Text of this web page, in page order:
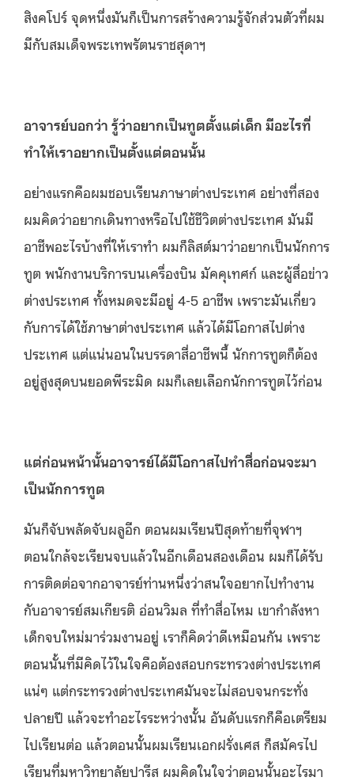
สิงคโปร์ จุดหนึ่งมันก็เป็นการสร้างความรู้จักส่วนตัวที่ผม
มีกับสมเด็จพระเทพรัตนราชสุดาฯ
อาจารย์บอกว่า รู้ว่าอยากเป็นทูตตั้งแต่เด็ก มีอะไรที่
ทำให้เราอยากเป็นตั้งแต่ตอนนั้น
อย่างแรกคือผมชอบเรียนภาษาต่างประเทศ อย่างที่สอง
ผมคิดว่าอยากเดินทางหรือไปใช้ชีวิตต่างประเทศ มันมี
อาชีพอะไรบ้างที่ให้เราทำ ผมก็ลิสต์มาว่าอยากเป็นนักการ
ทูต พนักงานบริการบนเครื่องบิน มัคคุเทศก์ และผู้สื่อข่าว
ต่างประเทศ ทั้งหมดจะมีอยู่ 4-5 อาชีพ เพราะมันเกี่ยว
กับการได้ใช้ภาษาต่างประเทศ แล้วได้มีโอกาสไปต่าง
ประเทศ แต่แน่นอนในบรรดาสี่อาชีพนี้ นักการทูตก็ต้อง
อยู่สูงสุดบนยอดพีระมิด ผมก็เลยเลือกนักการทูตไว้ก่อน
แต่ก่อนหน้านั้นอาจารย์ได้มีโอกาสไปทำสื่อก่อนจะมา
เป็นนักการทูต
มันก็จับพลัดจับผลูอีก ตอนผมเรียนปีสุดท้ายที่จุฬาฯ
ตอนใกล้จะเรียนจบแล้วในอีกเดือนสองเดือน ผมก็ได้รับ
การติดต่อจากอาจารย์ท่านหนึ่งว่าสนใจอยากไปทำงาน
กับอาจารย์สมเกียรติ อ่อนวิมล ที่ทำสื่อไหม เขากำลังหา
เด็กจบใหม่มาร่วมงานอยู่ เราก็คิดว่าดีเหมือนกัน เพราะ
ตอนนั้นที่มีคิดไว้ในใจคือต้องสอบกระทรวงต่างประเทศ
แน่ๆ แต่กระทรวงต่างประเทศมันจะไม่สอบจนกระทั่ง
ปลายปี แล้วจะทำอะไรระหว่างนั้น อันดับแรกก็คือเตรียม
ไปเรียนต่อ แล้วตอนนั้นผมเรียนเอกฝรั่งเศส ก็สมัครไป
เรียนที่มหาวิทยาลัยปารีส ผมคิดในใจว่าตอนนั้นอะไรมา